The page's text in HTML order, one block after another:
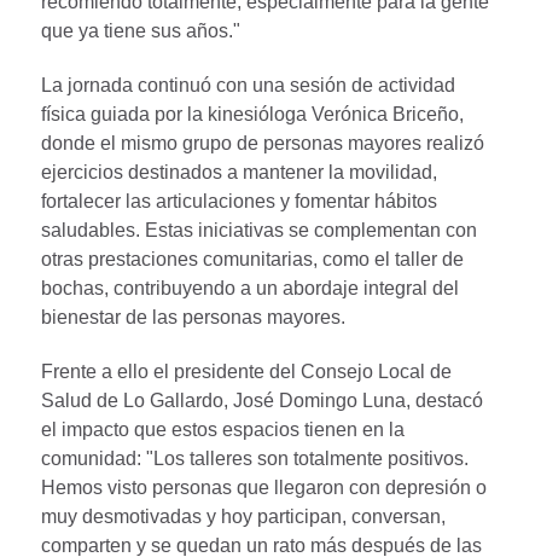
que ya tiene sus años."
La jornada continuó con una sesión de actividad
física guiada por la kinesióloga Verónica Briceño,
donde el mismo grupo de personas mayores realizó
ejercicios destinados a mantener la movilidad,
fortalecer las articulaciones y fomentar hábitos
saludables. Estas iniciativas se complementan con
otras prestaciones comunitarias, como el taller de
bochas, contribuyendo a un abordaje integral del
bienestar de las personas mayores.
Frente a ello el presidente del Consejo Local de
Salud de Lo Gallardo, José Domingo Luna, destacó
el impacto que estos espacios tienen en la
comunidad: "Los talleres son totalmente positivos.
Hemos visto personas que llegaron con depresión o
muy desmotivadas y hoy participan, conversan,
comparten y se quedan un rato más después de las